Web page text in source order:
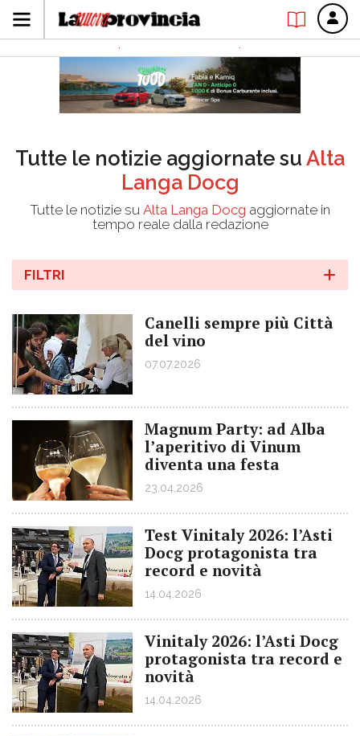
Tutte le notizie aggiornate su Alta
Langa Docg
Tutte le notizie su Alta Langa Docg aggiornate in
tempo reale dalla redazione
FILTRI
Canelli sempre più Città
del vino
07.07.2026
Magnum Party: ad Alba
l’aperitivo di Vinum
diventa una festa
23.04.2026
Test Vinitaly 2026: l’Asti
Docg protagonista tra
record e novità
14.04.2026
Vinitaly 2026: l’Asti Docg
protagonista tra record e
novità
14.04.2026